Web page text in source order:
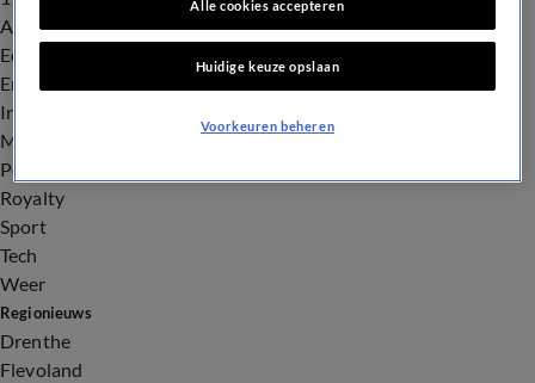
Advies & Tips
Economie
Entertainment
Infrastructuur
Milieu en Gezondheid
Politiek
Royalty
Sport
Tech
Weer
Regionieuws
Drenthe
Flevoland
Alle cookies accepteren
Huidige keuze opslaan
Voorkeuren beheren